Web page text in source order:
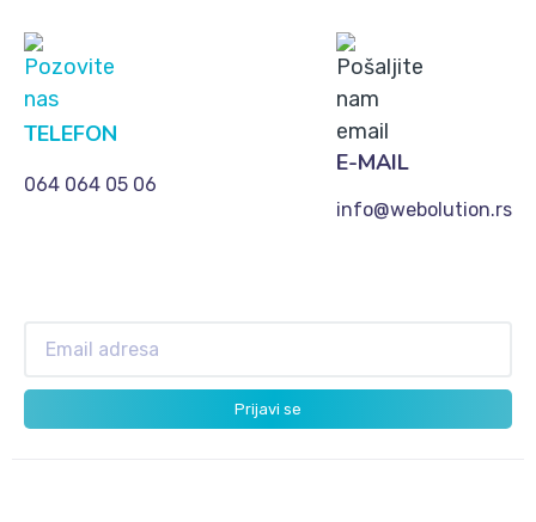
TELEFON
064 064 05 06
E-MAIL
info@webolution.rs
Prijavi se